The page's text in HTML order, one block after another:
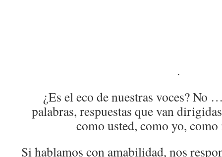
.
¿Es el eco de nuestras voces? No
palabras, respuestas que van
como usted, como yo,
Si hablamos con amabilidad, nos